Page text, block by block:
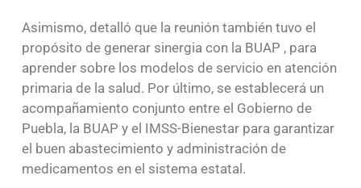
Asimismo, detalló que la reunión también tuvo el
propósito de generar sinergia con la BUAP , para
aprender sobre los modelos de servicio en atención
primaria de la salud. Por último, se establecerá un
acompañamiento conjunto entre el Gobierno de
Puebla, la BUAP y el IMSS-Bienestar para garantizar
el buen abastecimiento y administración de
medicamentos en el sistema estatal.